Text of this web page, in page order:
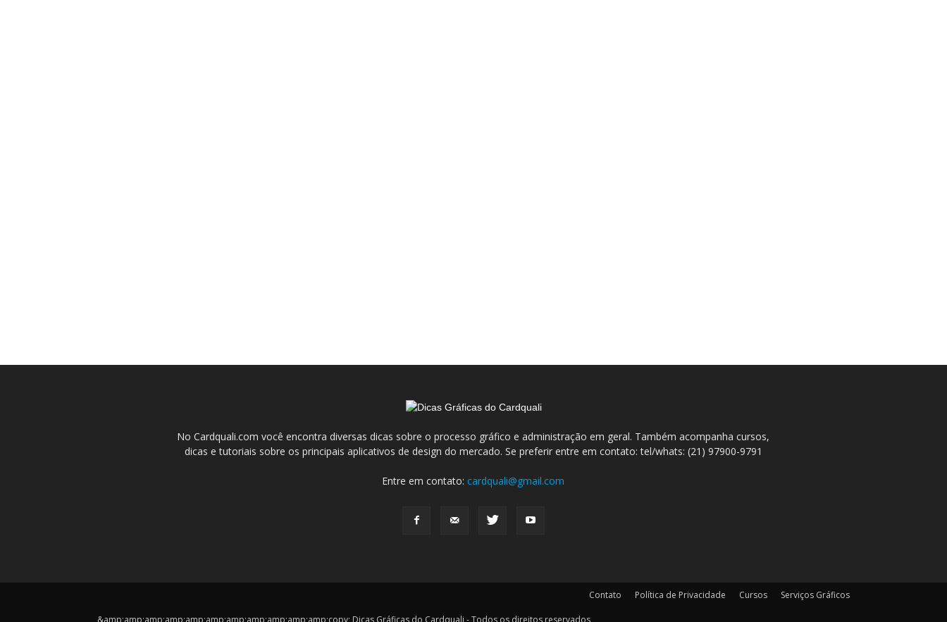
No Cardquali.com você encontra diversas dicas sobre o processo gráfico e administração em geral. Também acompanha cursos,
dicas e tutoriais sobre os principais aplicativos de design do mercado. Se preferir entre em contato: tel/whats: (21) 97900-9791
Entre em contato:cardquali@gmail.com
Contato Política de Privacidade Cursos Serviços Gráficos
&amp;amp;amp;amp;amp;amp;amp;amp;amp;amp;amp;copy; Dicas Gráficas do Cardquali - Todos os direitos reservados